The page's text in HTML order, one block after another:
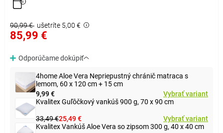
90,99 € ušetríte 5,00 €
85,99 €
Odporúčame dokúpiť
4home Aloe Vera Nepriepustný chránič matraca s
lemom, 60 x 120 cm + 15 cm
9,99 €
Vybrať variant
Kvalitex Guľôčkový vankúš 900 g, 70 x 90 cm
33,49 €25,49 €
Vybrať variant
Kvalitex Vankúš Aloe Vera so zipsom 300 g, 40 x 40 cm